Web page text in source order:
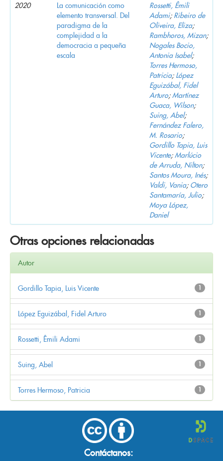
2020
La comunicación como
elemento transversal. Del
paradigma de la
complejidad a la
democracia a pequeña
escala
Rossetti, Êmili
Adami; Ribeiro de
Oliveira, Eliza;
Rambhoros, Mizan;
Nogales Bocio,
Antonia Isabel;
Torres Hermoso,
Patricia; López
Eguizábal, Fidel
Arturo;Martínez
Guaca, Wilson;
Suing, Abel;
Fernández Falero,
M. Rosario;
Gordillo Tapia, Luis
Vicente;Marlúcio
de Arruda, Nilton;
Santos Moura, Inés;
Valdi, Vania; Otero
Santamaría, Julio;
Moya López,
Daniel
Otras opciones relacionadas
Autor
1
Gordillo Tapia, Luis Vicente
1
López Eguizábal, Fidel Arturo
1
Rossetti, Êmili Adami
1
Suing, Abel
1
Torres Hermoso, Patricia
Contáctanos: